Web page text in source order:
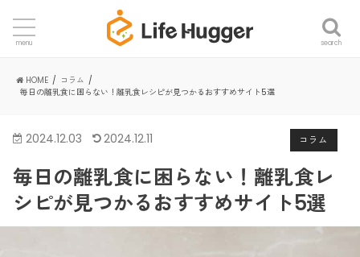
search
menu
HOME
コラム
毎日の離乳食に困らない！離乳食レシピが見つかるおすすめサイト5選
コラム
2024.12.03 2024.12.11
毎日の離乳食に困らない！離乳食レ
シピが見つかるおすすめサイト5選